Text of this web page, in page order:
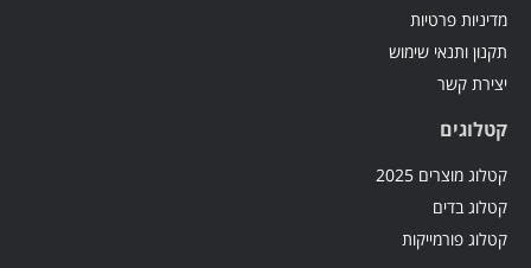
מדיניות פרטיות
תקנון ותנאי שימוש
יצירת קשר
קטלוגים
קטלוג מוצרים 2025
קטלוג בדים
קטלוג פורמייקות